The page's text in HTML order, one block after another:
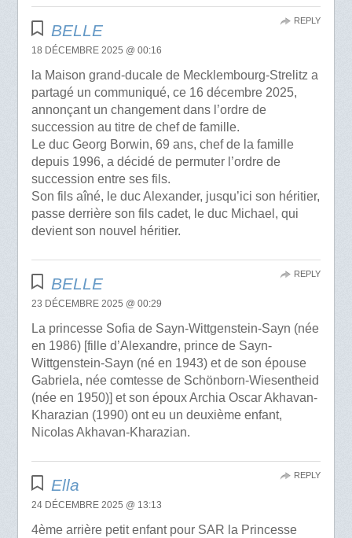
BELLE
18 DÉCEMBRE 2025 @ 00:16
la Maison grand-ducale de Mecklembourg-Strelitz a
partagé un communiqué, ce 16 décembre 2025,
annonçant un changement dans l’ordre de
succession au titre de chef de famille.
Le duc Georg Borwin, 69 ans, chef de la famille
depuis 1996, a décidé de permuter l’ordre de
succession entre ses fils.
Son fils aîné, le duc Alexander, jusqu’ici son héritier,
passe derrière son fils cadet, le duc Michael, qui
devient son nouvel héritier.
REPLY
BELLE
23 DÉCEMBRE 2025 @ 00:29
La princesse Sofia de Sayn-Wittgenstein-Sayn (née
en 1986) [fille d’Alexandre, prince de Sayn-
Wittgenstein-Sayn (né en 1943) et de son épouse
Gabriela, née comtesse de Schönborn-Wiesentheid
(née en 1950)] et son époux Archia Oscar Akhavan-
Kharazian (1990) ont eu un deuxième enfant,
Nicolas Akhavan-Kharazian.
REPLY
Ella
24 DÉCEMBRE 2025 @ 13:13
4ème arrière petit enfant pour SAR la Princesse
REPLY